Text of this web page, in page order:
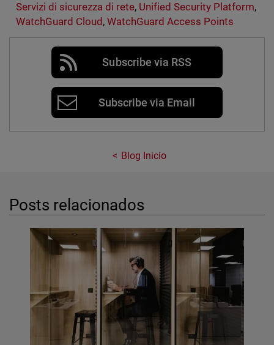
Servizi di sicurezza di rete, Unified Security Platform,
WatchGuard Cloud , WatchGuard Access Points
Subscribe via RSS
Subscribe via Email
Blog Inicio
Posts relacionados